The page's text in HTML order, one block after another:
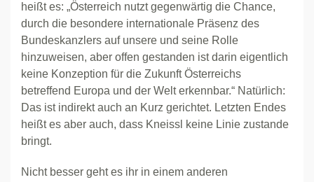
heißt es: „Österreich nutzt gegenwärtig die Chance,
durch die besondere internationale Präsenz des
Bundeskanzlers auf unsere und seine Rolle
hinzuweisen, aber offen gestanden ist darin eigentlich
keine Konzeption für die Zukunft Österreichs
betreffend Europa und der Welt erkennbar.“ Natürlich:
Das ist indirekt auch an Kurz gerichtet. Letzten Endes
heißt es aber auch, dass Kneissl keine Linie zustande
bringt.
Nicht besser geht es ihr in einem anderen